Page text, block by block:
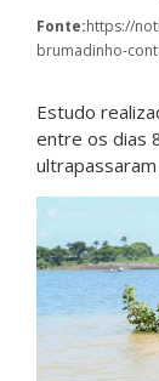
Fonte:https://
brumadinho-
Estudo
entre os dias